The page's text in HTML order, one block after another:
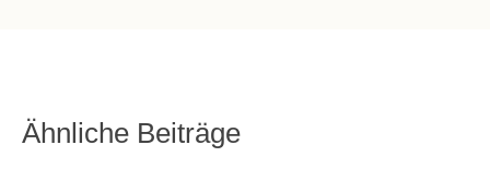
Ähnliche Beiträge